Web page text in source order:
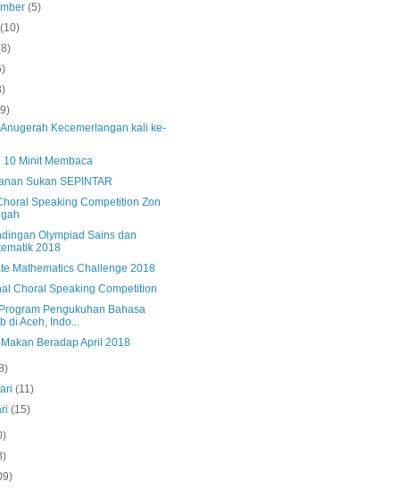
(5)
(10)
Kecemerlangan kali ke-
10 Minit Membaca
Sukan SEPINTAR
Speaking Competition Zon
Olympiad Sains dan
2018
Mathematics Challenge 2018
Choral Speaking Competition
Pengukuhan Bahasa
di Aceh, Indo...
Beradap April 2018
(11)
(15)